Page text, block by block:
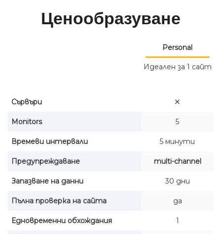
Ценообразуване
Сървъри
Monitors
Времеви интервали
Предупреждаване
Запазване на данни
Пълна проверка на сайта
Едновременни обхождания
Personal
Идеален за 1 сайт
5
5 минути
multi-channel
30 дни
да
1